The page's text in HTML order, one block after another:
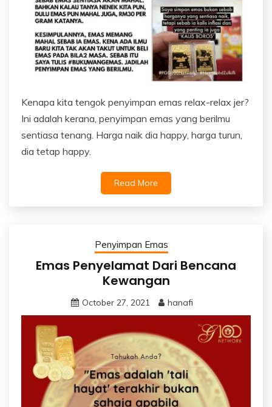
Kenapa kita tengok penyimpan emas relax-relax jer?
Ini adalah kerana, penyimpan emas yang berilmu
sentiasa tenang. Harga naik dia happy, harga turun,
dia tetap happy.
Read More
Penyimpan Emas
Emas Penyelamat Dari Bencana
Kewangan
October 27, 2021 hanafi